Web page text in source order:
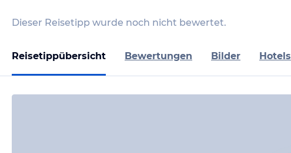
Dieser Reisetipp wurde noch nicht bewertet.
Reisetippübersicht Bewertungen Bilder Hotels